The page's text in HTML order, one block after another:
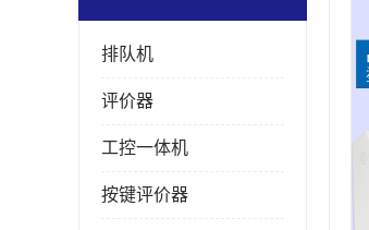
排队机
评价器
工控一体机
按键评价器